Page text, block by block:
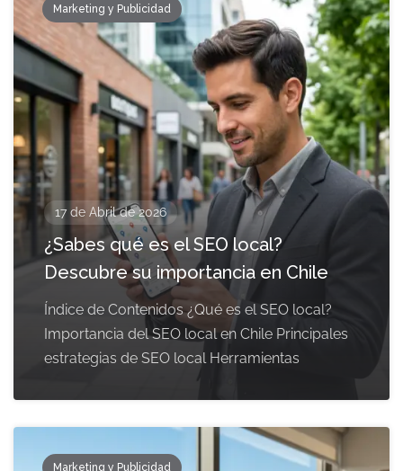
Marketing y Publicidad
17 de Abril de 2026
¿Sabes qué es el SEO local?
Descubre su importancia en Chile
Índice de Contenidos ¿Qué es el SEO local?
Importancia del SEO local en Chile Principales
estrategias de SEO local Herramientas
Marketing y Publicidad